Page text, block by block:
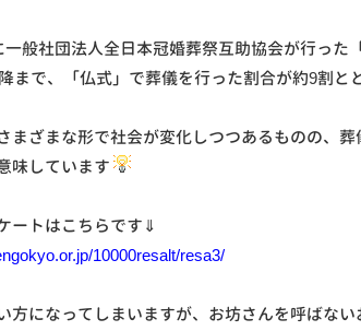
一般社団法人全日本冠婚葬祭互助協会が行っ
まで、「仏式」で葬儀を行った割合が約9割と
まざまな形で社会が変化しつつあるものの、
味しています
ートはこちらです⇓
10000resalt/resa3/
方になってしまいますが、お坊さんを呼ばな